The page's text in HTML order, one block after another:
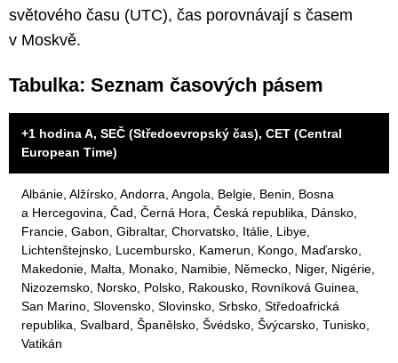
světového času (UTC), čas porovnávají s časem
v Moskvě.
Tabulka: Seznam časových pásem
+1 hodina A, SEČ (Středoevropský čas), CET (Central
European Time)
Albánie, Alžírsko, Andorra, Angola, Belgie, Benin, Bosna
a Hercegovina, Čad, Černá Hora, Česká republika, Dánsko,
Francie, Gabon, Gibraltar, Chorvatsko, Itálie, Libye,
Lichtenštejnsko, Lucembursko, Kamerun, Kongo, Maďarsko,
Makedonie, Malta, Monako, Namibie, Německo, Niger, Nigérie,
Nizozemsko, Norsko, Polsko, Rakousko, Rovníková Guinea,
San Marino, Slovensko, Slovinsko, Srbsko, Středoafrická
republika, Svalbard, Španělsko, Švédsko, Švýcarsko, Tunisko,
Vatikán